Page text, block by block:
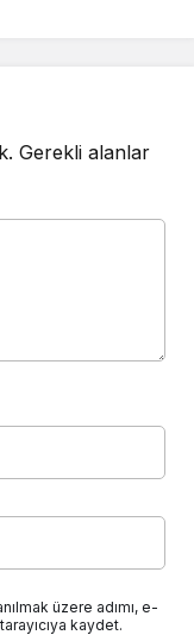
Gerekli alanlar
üzere adımı, e-
kaydet.